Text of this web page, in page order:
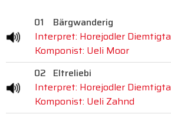
01
Bärgwanderig
Interpret: Horejodler
Komponist: Ueli Moor
02 Eltreliebi
Interpret: Horejodler
Komponist: Ueli Zahnd